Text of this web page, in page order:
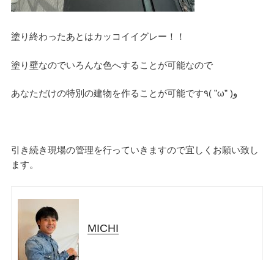
塗り終わったあとはカッコイイグレー！！
塗り壁なのでいろんな色へすることが可能なので
あなただけの特別の建物を作ることが可能です٩( ”ω” )و
引き続き現場の管理を行っていきますので宜しくお願い致し
ます。
MICHI
検
索: